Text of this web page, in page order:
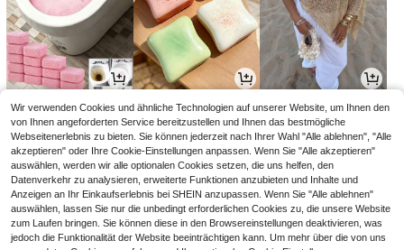
3,07€ 2,88€ 12,86€12,99€ -1%
Wir verwenden Cookies und ähnliche Technologien auf unserer Website, um Ihnen den
von Ihnen angeforderten Service bereitzustellen und Ihnen das bestmögliche
Webseitenerlebnis zu bieten. Sie können jederzeit nach Ihrer Wahl "Alle ablehnen", "Alle
akzeptieren" oder Ihre Cookie-Einstellungen anpassen. Wenn Sie "Alle akzeptieren"
auswählen, werden wir alle optionalen Cookies setzen, die uns helfen, den
Datenverkehr zu analysieren, erweiterte Funktionen anzubieten und Inhalte und
Anzeigen an Ihr Einkaufserlebnis bei SHEIN anzupassen. Wenn Sie "Alle ablehnen"
auswählen, lassen Sie nur die unbedingt erforderlichen Cookies zu, die unsere Website
zum Laufen bringen. Sie können diese in den Browsereinstellungen deaktivieren, was
jedoch die Funktionalität der Website beeinträchtigen kann. Um mehr über die von uns